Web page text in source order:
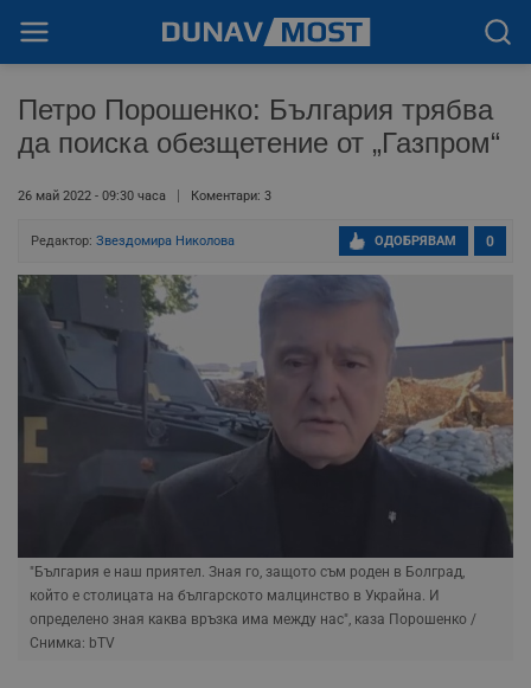
Петро Порошенко: България трябва
да поиска обезщетение от „Газпром“
26 май 2022 - 09:30 часа Коментари: 3
Редактор: Звездомира Николова 0
ОДОБРЯВАМ
"България е наш приятел. Зная го, защото съм роден в Болград,
който е столицата на българското малцинство в Украйна. И
определено зная каква връзка има между нас", каза Порошенко /
Снимка: bTV